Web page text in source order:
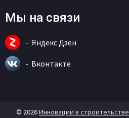
Мы на связи
Яндекс Дзен
Вконтакте
© 2026Инновации в строительстве